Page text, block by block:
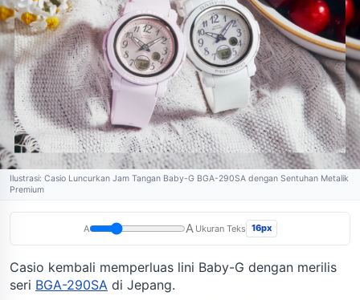
Ilustrasi: Casio Luncurkan Jam Tangan Baby-G BGA-290SA dengan Sentuhan Metalik
Premium
A A Ukuran Teks 16px
Casio kembali memperluas lini Baby-G dengan merilis
seri BGA-290SA di Jepang.